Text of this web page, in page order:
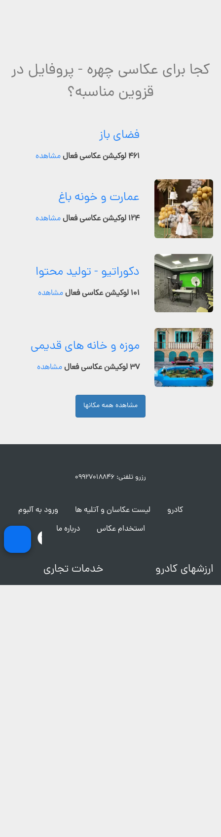
کجا برای عکاسی چهره - پروفایل در
قزوین مناسبه؟
فضای باز
۴۶۱ لوکیشن عکاسی فعال مشاهده
عمارت و خونه باغ
۱۲۴ لوکیشن عکاسی فعال مشاهده
دکوراتیو - تولید محتوا
۱۰۱ لوکیشن عکاسی فعال مشاهده
موزه و خانه های قدیمی
۳۷ لوکیشن عکاسی فعال مشاهده
مشاهده همه مکانها
رزرو تلفنی: ۰۹۹۲۷۰۱۸۸۴۶
کادرو لیست عکاسان و آتلیه ها
ورود به آلبوم
استخدام عکاس
درباره ما
ارزشهای کادرو خدمات تجاری